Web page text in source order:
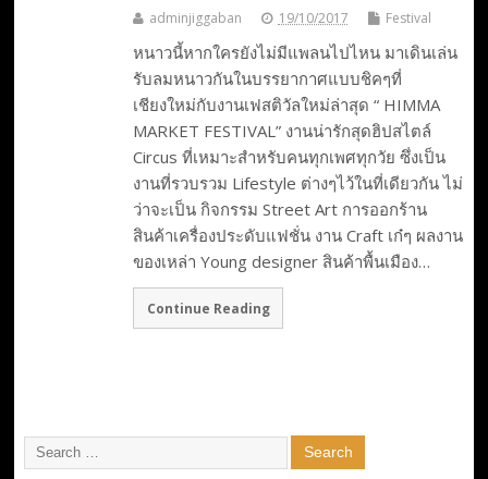
adminjiggaban 19/10/2017 Festival
หนาวนี้หากใครยังไม่มีแพลนไปไหน มาเดินเล่น
รับลมหนาวกันในบรรยากาศแบบชิคๆที่
เชียงใหม่กับงานเฟสติวัลใหม่ล่าสุด “ HIMMA
MARKET FESTIVAL” งานน่ารักสุดฮิปสไตล์
Circus ที่เหมาะสำหรับคนทุกเพศทุกวัย ซึ่งเป็น
งานที่รวบรวม Lifestyle ต่างๆไว้ในที่เดียวกัน ไม่
ว่าจะเป็น กิจกรรม Street Art การออกร้าน
สินค้าเครื่องประดับแฟชั่น งาน Craft เก๋ๆ ผลงาน
ของเหล่า Young designer สินค้าพื้นเมือง…
Continue Reading